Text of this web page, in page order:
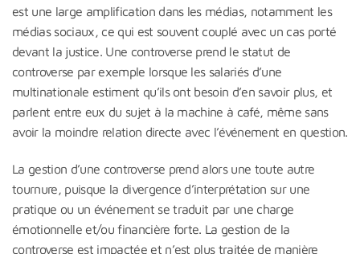
est une large amplification dans les médias, notamment les
médias sociaux, ce qui est souvent couplé avec un cas porté
devant la justice. Une controverse prend le statut de
controverse par exemple lorsque les salariés d’une
multinationale estiment qu’ils ont besoin d’en savoir plus, et
parlent entre eux du sujet à la machine à café, même sans
avoir la moindre relation directe avec l’événement en question.
La gestion d’une controverse prend alors une toute autre
tournure, puisque la divergence d’interprétation sur une
pratique ou un événement se traduit par une charge
émotionnelle et/ou financière forte. La gestion de la
controverse est impactée et n’est plus traitée de manière